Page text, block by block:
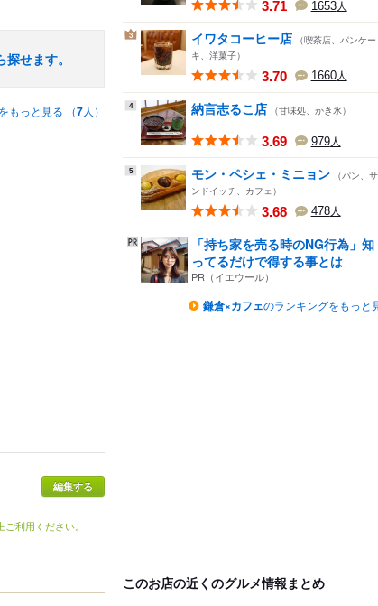
せます。
をもっと見る （7人）
編集する
利用ください。
3.71 1653人
3 イワタコーヒー店 （喫茶店、パンケー
キ、洋菓子）
3.70 1660人
4 納言志るこ店 （甘味処、かき氷）
3.69 979人
5 モン・ペシェ・ミニョン （パン、サ
ンドイッチ、カフェ）
3.68 478人
「持ち家を売る時のNG行為」知
ってるだけで得する事とは
PR（イエウール）
鎌倉×カフェのランキングをもっと
このお店の近くのグルメ情報まとめ